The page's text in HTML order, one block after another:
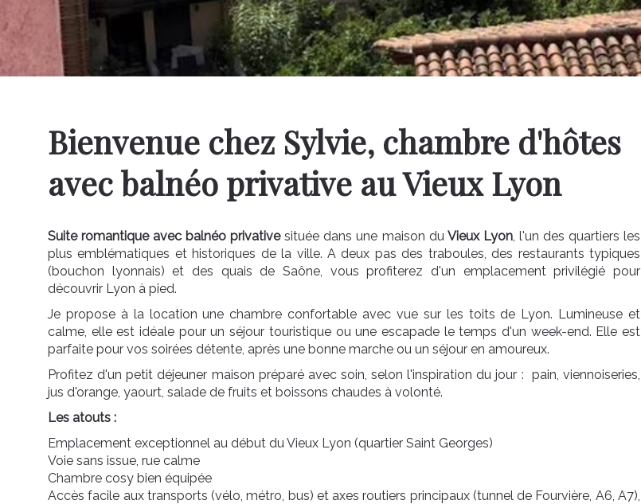
Bienvenue chez Sylvie, chambre d'hôtes
avec balnéo privative au Vieux Lyon
Suite romantique avec balnéo privativesituée dans une maison duVieux Lyon, l'un des quartiers les
plus emblématiques et historiques de la ville. A deux pas des traboules, des restaurants typiques
(bouchon lyonnais) et des quais de Saône, vous profiterez d'un emplacement privilégié pour
découvrir Lyon à pied.
Je propose à la location une chambre confortable avec vue sur les toits de Lyon. Lumineuse et
calme, elle est idéale pour un séjour touristique ou une escapade le temps d'un week-end. Elle est
parfaite pour vos soirées détente, après une bonne marche ou un séjour en amoureux.
Profitez d'un petit déjeuner maison préparé avec soin, selon l'inspiration du jour : pain, viennoiseries,
jus d'orange, yaourt, salade de fruits et boissons chaudes à volonté.
Les atouts :
Emplacement exceptionnel au début du Vieux Lyon (quartier Saint Georges)
Voie sans issue, rue calme
Chambre cosy bien équipée
Accès facile aux transports (vélo, métro, bus) et axes routiers principaux (tunnel de Fourvière, A6, A7),